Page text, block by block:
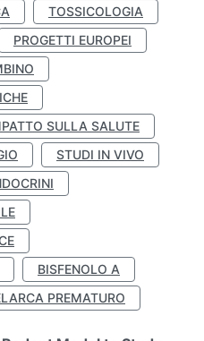
TOSSICOLOGIA
PROGETTI EUROPEI
SULLA SALUTE
STUDI IN VIVO
BISFENOLO A
PREMATURO